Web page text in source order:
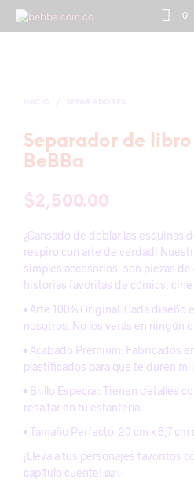
0
Separador de libro
BeBBa
$2,500.00
¿Cansado de doblar las esquinas
respiro con arte de verdad!
simples accesorios, son piezas
historias favoritas de cómics, cine
• Arte 100% Original: Cada diseño
nosotros. No los verás en ningún
• Acabado Premium: Fabricados
plastificados para que te duren mil
• Brillo Especial: Tienen detalles
resaltar en tu estantería.
• Tamaño Perfecto: 20 cm x 6,7
¡Lleva a tus personajes favoritos
capítulo cuente! 📖✨